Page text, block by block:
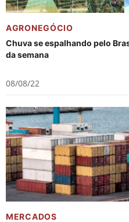
AGRONEGÓCIO
Chuva se espalhando pelo
da semana
08/08/22
MERCADOS